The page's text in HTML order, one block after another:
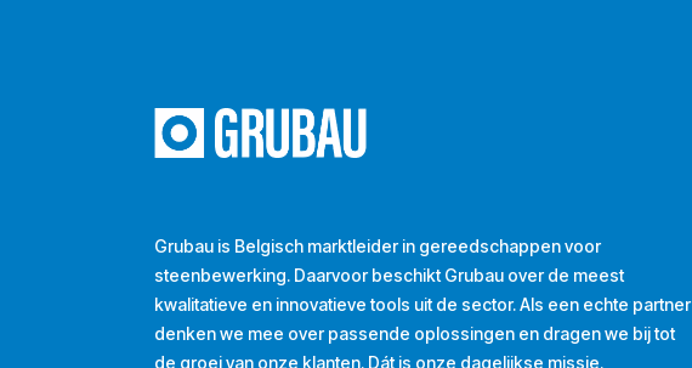
Grubau is Belgisch marktleider in gereedschappen voor
steenbewerking. Daarvoor beschikt Grubau over de meest
kwalitatieve en innovatieve tools uit de sector. Als een echte partner
denken we mee over passende oplossingen en dragen we bij tot
de groei van onze klanten. Dát is onze dagelijkse missie.